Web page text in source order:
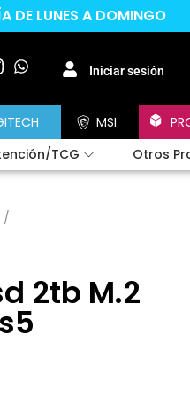
DE LUNES A DOMINGO
Iniciar sesión
MSI
TCG Otros
/
2tb M.2